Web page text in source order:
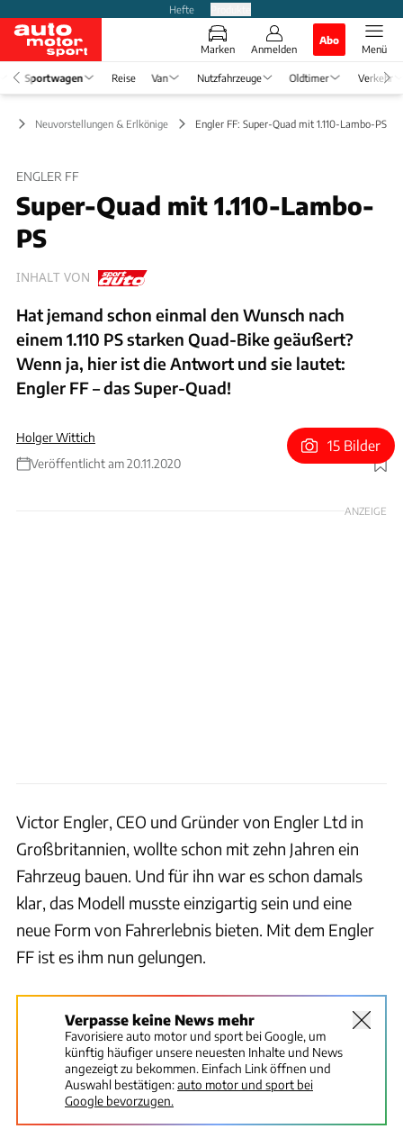
Hefte
Marken Anmelden
Abo
Menü
Sportwagen Reise Van Nutzfahrzeuge Oldtimer Verkehr
Neuvorstellungen & Erlkönige Engler FF: Super-Quad mit 1.110-Lambo-PS
ENGLER FF
Super-Quad mit 1.110-Lambo-
PS
INHALT VON
Hat jemand schon einmal den Wunsch nach
einem 1.110 PS starken Quad-Bike geäußert?
Wenn ja, hier ist die Antwort und sie lautet:
Engler FF – das Super-Quad!
Holger Wittich
Veröffentlicht am 20.11.2020
Foto: Engler
15 Bilder
ANZEIGE
Victor Engler, CEO und Gründer von Engler Ltd in
Großbritannien, wollte schon mit zehn Jahren ein
Fahrzeug bauen. Und für ihn war es schon damals
klar, das Modell musste einzigartig sein und eine
neue Form von Fahrerlebnis bieten. Mit dem Engler
FF ist es ihm nun gelungen.
Verpasse keine News mehr
Favorisiere auto motor und sport bei Google, um
künftig häufiger unsere neuesten Inhalte und News
angezeigt zu bekommen. Einfach Link öffnen und
Auswahl bestätigen:auto motor und sport bei
Google bevorzugen.